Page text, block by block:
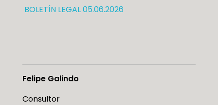
BOLETÍN LEGAL 05.06.2026
Felipe Galindo
Consultor